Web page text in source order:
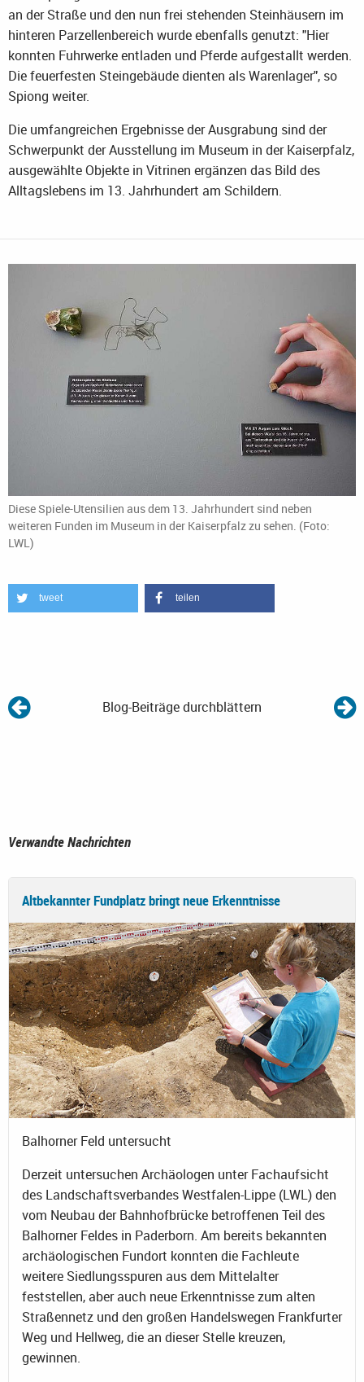
an der Straße und den nun frei stehenden Steinhäusern im
hinteren Parzellenbereich wurde ebenfalls genutzt: "Hier
konnten Fuhrwerke entladen und Pferde aufgestallt werden.
Die feuerfesten Steingebäude dienten als Warenlager", so
Spiong weiter.
Die umfangreichen Ergebnisse der Ausgrabung sind der
Schwerpunkt der Ausstellung im Museum in der Kaiserpfalz,
ausgewählte Objekte in Vitrinen ergänzen das Bild des
Alltagslebens im 13. Jahrhundert am Schildern.
Diese Spiele-Utensilien aus dem 13. Jahrhundert sind neben
weiteren Funden im Museum in der Kaiserpfalz zu sehen. (Foto:
LWL)
tweet teilen
Blog-Beiträge durchblättern
Verwandte Nachrichten
Altbekannter Fundplatz bringt neue Erkenntnisse
Balhorner Feld untersucht
Derzeit untersuchen Archäologen unter Fachaufsicht
des Landschaftsverbandes Westfalen-Lippe (LWL) den
vom Neubau der Bahnhofbrücke betroffenen Teil des
Balhorner Feldes in Paderborn. Am bereits bekannten
archäologischen Fundort konnten die Fachleute
weitere Siedlungsspuren aus dem Mittelalter
feststellen, aber auch neue Erkenntnisse zum alten
Straßennetz und den großen Handelswegen Frankfurter
Weg und Hellweg, die an dieser Stelle kreuzen,
gewinnen.